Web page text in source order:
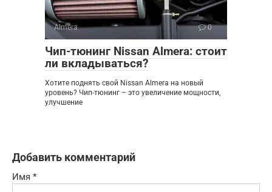
Almera 0
Чип-тюнинг Nissan Almera: стоит
ли вкладываться?
Хотите поднять свой Nissan Almera на новый
уровень? Чип-тюнинг – это увеличение мощности,
улучшение
Добавить комментарий
Имя *